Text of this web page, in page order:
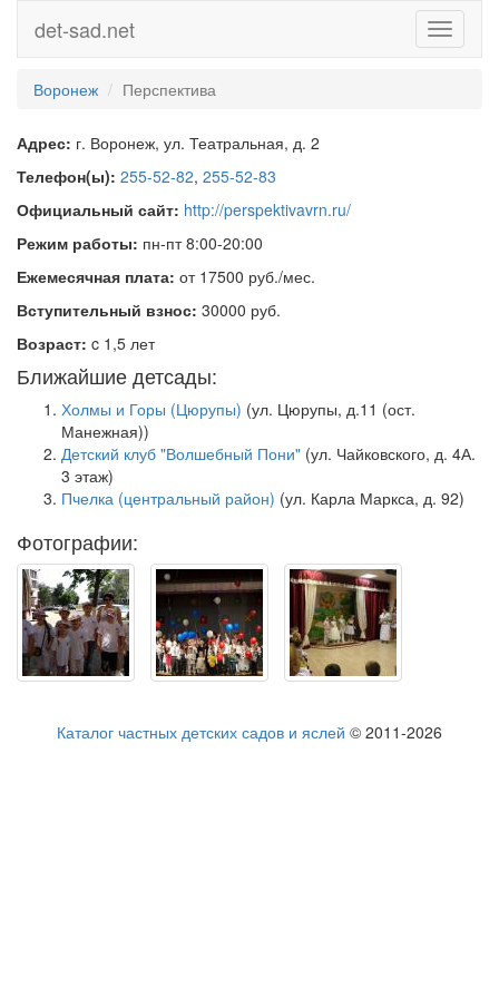
Toggle
det-sad.net
Воронеж Перспектива
Адрес: г. Воронеж, ул. Театральная, д. 2
Телефон(ы): 255-52-82, 255-52-83
Официальный сайт: http://perspektivavrn.ru/
Режим работы: пн-пт 8:00-20:00
Ежемесячная плата: от 17500 руб./мес.
Вступительный взнос: 30000 руб.
Возраст: c 1,5 лет
Ближайшие детсады:
Холмы и Горы (Цюрупы) (ул. Цюрупы, д.11 (ост.
Манежная))
Детский клуб "Волшебный Пони" (ул. Чайковского, д. 4А.
3 этаж)
Пчелка (центральный район) (ул. Карла Маркса, д. 92)
Фотографии:
Каталог частных детских садов и яслей © 2011-2026